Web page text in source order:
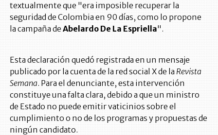
textualmente que "era imposible recuperar la
seguridad de Colombia en 90 días, como lo propone
la campaña de Abelardo De La Espriella".
Esta declaración quedó registrada en un mensaje
publicado por la cuenta de la red social X de la Revista
Semana. Para el denunciante, esta intervención
constituye una falta clara, debido a que un ministro
de Estado no puede emitir vaticinios sobre el
cumplimiento o no de los programas y propuestas de
ningún candidato.